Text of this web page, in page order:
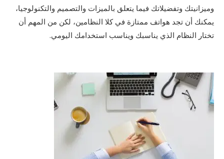
وميزانيتك وتفضيلاتك فيما يتعلق بالميزات والتصميم والتكنولوجيا،
يمكنك أن تجد هواتف ممتازة في كلا النظامين، لكن من المهم أن
تختار النظام الذي يناسبك ويناسب استخدامك اليومي.